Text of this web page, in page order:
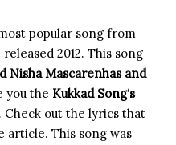
popular song from
2012. This song
Nisha Mascarenhas and
you the Kukkad Song‘s
out the lyrics that
article. This song was